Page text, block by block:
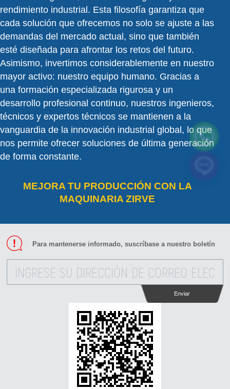
rendimiento industrial. Esta filosofía garantiza que
cada solución que ofrecemos no solo se ajuste a las
demandas del mercado actual, sino que también
esté diseñada para afrontar los retos del futuro.
Asimismo, invertimos considerablemente en nuestro
mayor activo: nuestro equipo humano. Gracias a
una formación especializada rigurosa y un
desarrollo profesional continuo, nuestros ingenieros,
técnicos y expertos técnicos se mantienen a la
vanguardia de la innovación industrial global, lo que
nos permite ofrecer soluciones de última generación
de forma constante.
MEJORA TU PRODUCCIÓN CON LA
MAQUINARIA ZIRVE
Para mantenerse informado, suscríbase a nuestro boletín
Enviar